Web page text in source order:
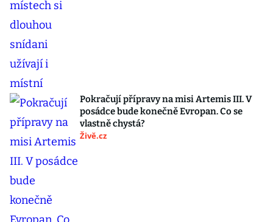
Pokračují přípravy na misi Artemis III. V
posádce bude konečně Evropan. Co se
vlastně chystá?
Živě.cz